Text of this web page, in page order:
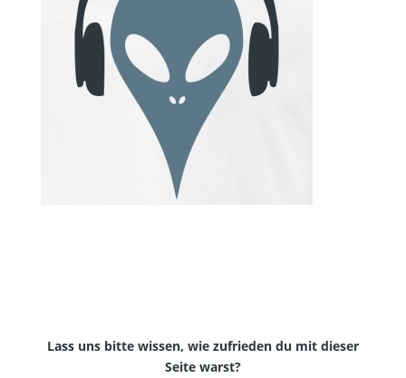
Lass uns bitte wissen, wie zufrieden du mit dieser
Seite warst?